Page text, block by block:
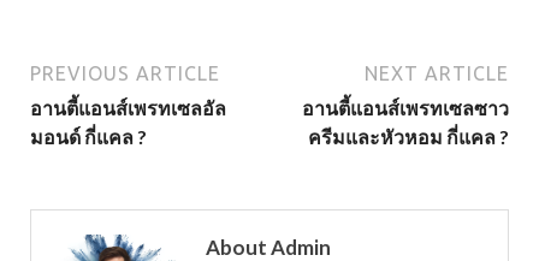
PREVIOUS ARTICLE
อานตี้แอนส์เพรทเซลอัล
มอนด์ กี่แคล ?
NEXT ARTICLE
อานตี้แอนส์เพรทเซลซาว
ครีมและหัวหอม กี่แคล ?
About Admin